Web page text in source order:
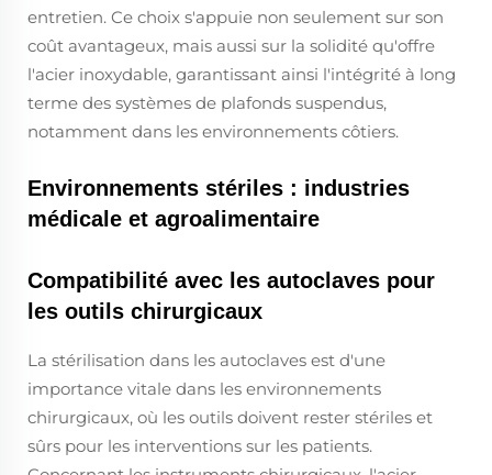
entretien. Ce choix s'appuie non seulement sur son
coût avantageux, mais aussi sur la solidité qu'offre
l'acier inoxydable, garantissant ainsi l'intégrité à long
terme des systèmes de plafonds suspendus,
notamment dans les environnements côtiers.
Environnements stériles : industries
médicale et agroalimentaire
Compatibilité avec les autoclaves pour
les outils chirurgicaux
La stérilisation dans les autoclaves est d'une
importance vitale dans les environnements
chirurgicaux, où les outils doivent rester stériles et
sûrs pour les interventions sur les patients.